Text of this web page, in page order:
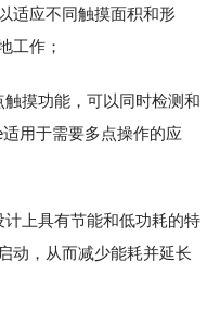
适应不同触摸面积和形
工作；
触摸功能，可以同时检测和
用于需要多点操作的应
计上具有节能和低功耗的特
动，从而减少能耗并延长